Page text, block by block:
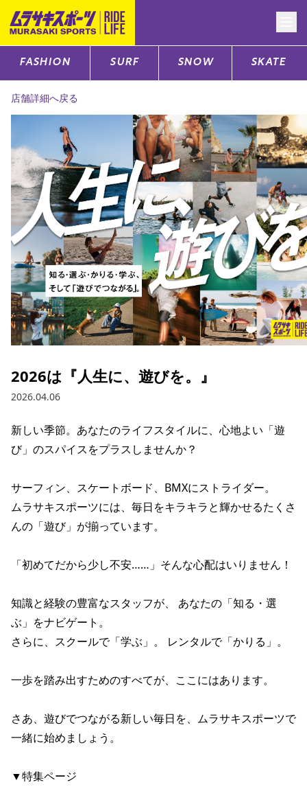
CATEGORY
サーフTOP
スノーTOP
スケートTOP
CONTENTS
ブランド一覧
特集一覧
SUPPORT
ご利用ガイド
会員ランク
アフターサポート
お問い合わせ
ニュース
ムラサキスポーツ 公式アプリ
ポイント・クーポンもこのアプリで！
FASHION SURF SNOW SKATE
店舗詳細へ戻る
2026は『人生に、遊びを。』
2026.04.06
新しい季節。あなたのライフスタイルに、心地よい「遊
び」のスパイスをプラスしませんか？
サーフィン、スケートボード、BMXにストライダー。
ムラサキスポーツには、毎日をキラキラと輝かせるたくさ
んの「遊び」が揃っています。
「初めてだから少し不安……」そんな心配はいりません！
知識と経験の豊富なスタッフが、 あなたの「知る・選
ぶ」をナビゲート。
さらに、スクールで「学ぶ」。 レンタルで「かりる」。
一歩を踏み出すためのすべてが、ここにはあります。
さあ、遊びでつながる新しい毎日を、ムラサキスポーツで
一緒に始めましょう。